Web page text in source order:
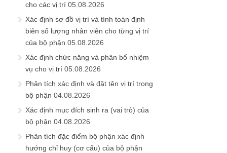
cho các vị trí 05.08.2026
Xác định sơ đồ vị trí và tính toán định
biên số lượng nhân viên cho từng vị trí
của bộ phận 05.08.2026
Xác định chức năng và phân bổ nhiệm
vụ cho vị trí 05.08.2026
Phân tích xác định và đặt tên vị trí trong
bộ phận 04.08.2026
Xác định mục đích sinh ra (vai trò) của
bộ phận 04.08.2026
Phân tích đặc điểm bộ phận xác định
hướng chỉ huy (cơ cấu) của bộ phận